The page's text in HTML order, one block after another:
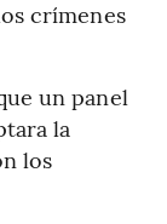
crímenes
un panel
la
los